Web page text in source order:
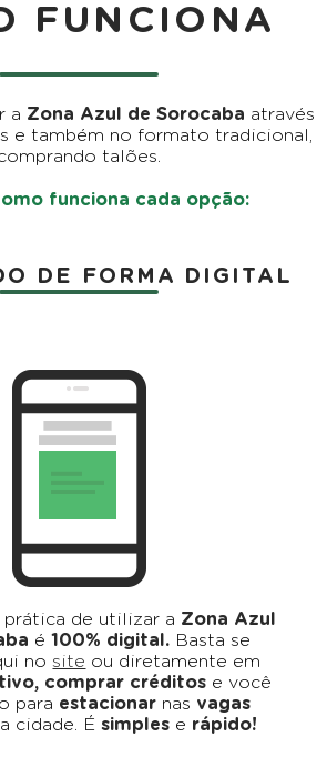
FUNCIONA
a Zona Azul de Sorocaba através
e também no formato tradicional,
talões.
funciona cada opção:
DE FORMA DIGITAL
de utilizar a Zona Azul
é100% digital. Basta se
nosite ou diretamente em
comprar créditos e você
para estacionarnas vagas
cidade. Ésimples e rápido!